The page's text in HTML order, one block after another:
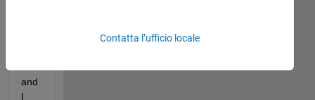
and
I
Contatta l’ufficio locale